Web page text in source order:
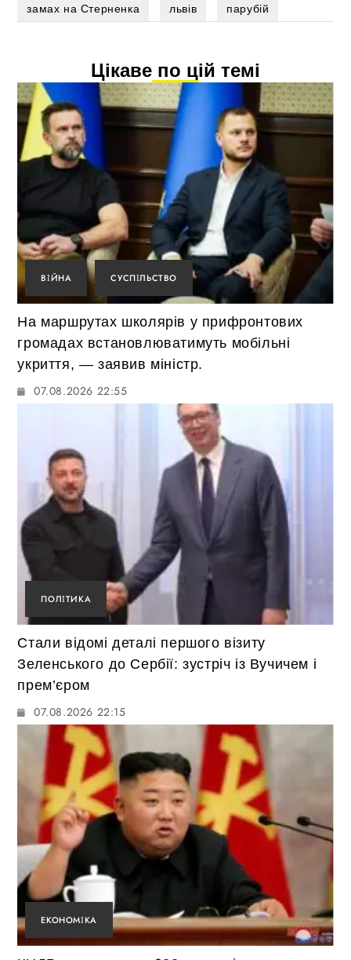
замах на Стерненка
львів парубій
Цікаве по цій темі
ВІЙНА СУСПІЛЬСТВО
На маршрутах школярів у прифронтових
громадах встановлюватимуть мобільні
укриття, — заявив міністр.
07.08.2026 22:55
ПОЛІТИКА
Стали відомі деталі першого візиту
Зеленського до Сербії: зустріч із Вучичем і
прем’єром
07.08.2026 22:15
ЕКОНОМІКА